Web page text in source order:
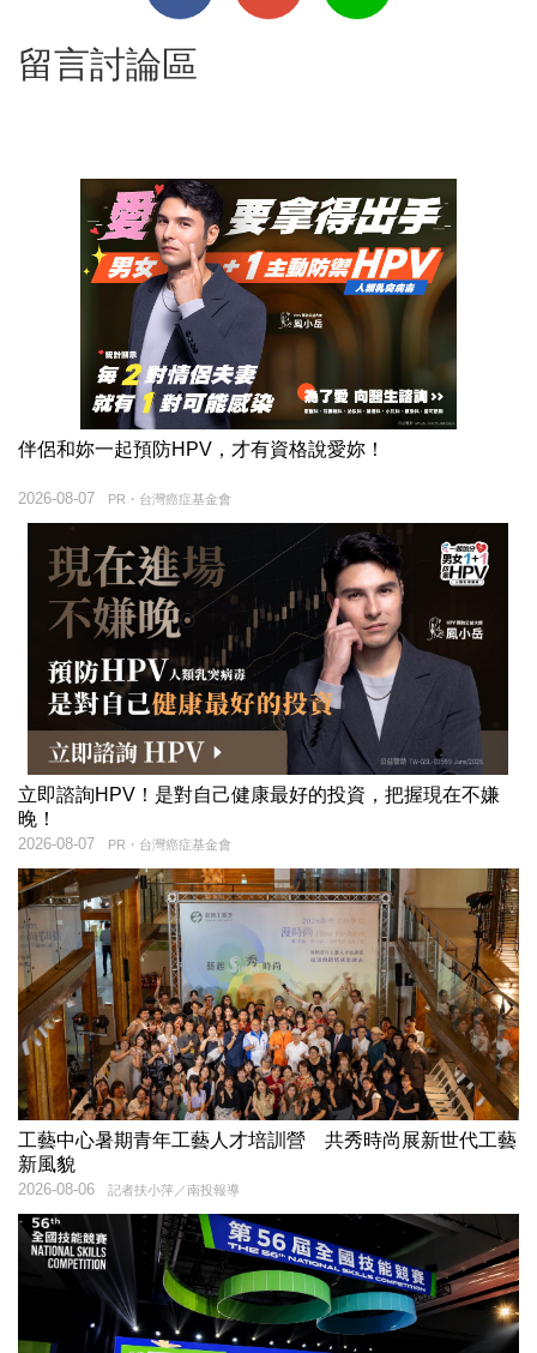
留言討論區
伴侶和妳一起預防HPV，才有資格說愛妳！
PR・台灣癌症基金會
2026-08-07
立即諮詢HPV！是對自己健康最好的投資，把握現在不嫌
晚！
PR・台灣癌症基金會
2026-08-07
工藝中心暑期青年工藝人才培訓營 共秀時尚展新世代工藝
新風貌
記者扶小萍／南投報導
2026-08-06